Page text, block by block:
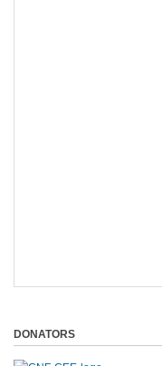
DONATORS